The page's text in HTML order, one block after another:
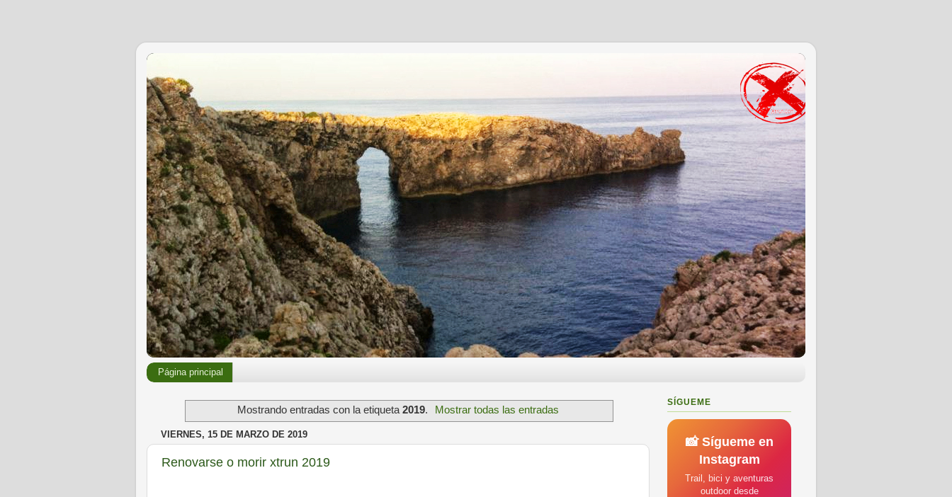
Página principal
Mostrando entradas con la etiqueta2019. Mostrar todas las entradas
VIERNES, 15 DE MARZO DE 2019
Renovarse o morir xtrun 2019
SÍGUEME
📸 Sígueme en
Instagram
Trail, bici y aventuras
outdoor desde